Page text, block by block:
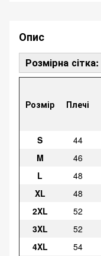
Опис
Розмірна сітка:
Розмір Плечі
S 44
M
46
L
48
XL
48
2XL
52
3XL
52
4XL
54